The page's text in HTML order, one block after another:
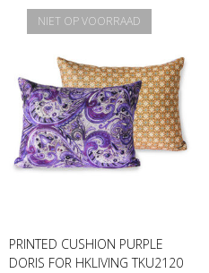
NIET OP VOORRAAD
PRINTED CUSHION PURPLE
DORIS FOR HKLIVING TKU2120